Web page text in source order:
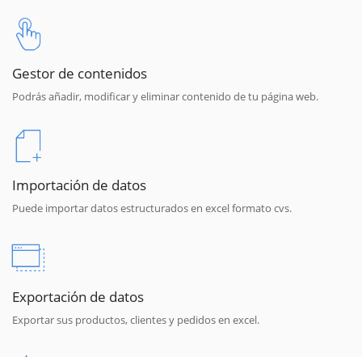
Gestor de contenidos
Podrás añadir, modificar y eliminar contenido de tu página web.
Importación de datos
Puede importar datos estructurados en excel formato cvs.
Exportación de datos
Exportar sus productos, clientes y pedidos en excel.